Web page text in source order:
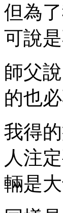
但為
可說
師父
的也
我得
人注
輛是